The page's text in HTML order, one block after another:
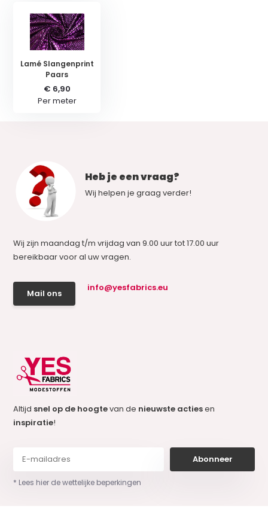
Lamé Slangenprint
Paars
€ 6,90
Per meter
Heb je een vraag?
Wij helpen je graag verder!
Wij zijn maandag t/m vrijdag van 9.00 uur tot 17.00 uur
bereikbaar voor al uw vragen.
Mail ons
info@yesfabrics.eu
Altijd snel op de hoogtevan de nieuwste actiesen
inspiratie!
Abonneer
* Lees hier de wettelijke beperkingen